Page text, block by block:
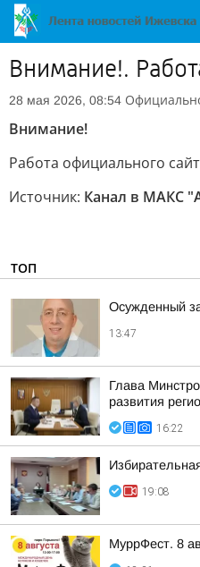
Внимание!.
28 мая 2026, 08:54
Внимание!
Работа официального
Источник: Канал в МАКС
ТОП
Осужденный
13:47
Глава
развития
16:22
19:08
МуррФест. 8